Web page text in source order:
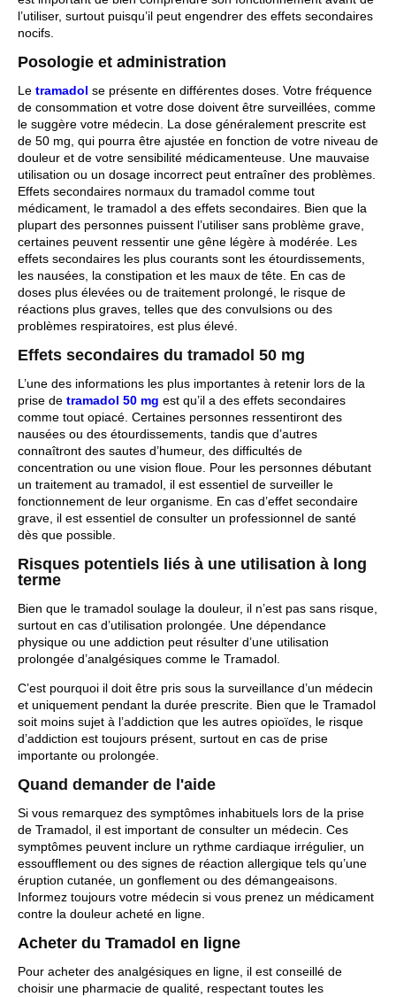
l’utiliser, surtout puisqu’il peut engendrer des effets secondaires
nocifs.
Posologie et administration
Le tramadol se présente en différentes doses. Votre fréquence
de consommation et votre dose doivent être surveillées, comme
le suggère votre médecin. La dose généralement prescrite est
de 50 mg, qui pourra être ajustée en fonction de votre niveau de
douleur et de votre sensibilité médicamenteuse. Une mauvaise
utilisation ou un dosage incorrect peut entraîner des problèmes.
Effets secondaires normaux du tramadol comme tout
médicament, le tramadol a des effets secondaires. Bien que la
plupart des personnes puissent l’utiliser sans problème grave,
certaines peuvent ressentir une gêne légère à modérée. Les
effets secondaires les plus courants sont les étourdissements,
les nausées, la constipation et les maux de tête. En cas de
doses plus élevées ou de traitement prolongé, le risque de
réactions plus graves, telles que des convulsions ou des
problèmes respiratoires, est plus élevé.
Effets secondaires du tramadol 50 mg
L’une des informations les plus importantes à retenir lors de la
prise de tramadol 50 mg est qu’il a des effets secondaires
comme tout opiacé. Certaines personnes ressentiront des
nausées ou des étourdissements, tandis que d’autres
connaîtront des sautes d’humeur, des difficultés de
concentration ou une vision floue. Pour les personnes débutant
un traitement au tramadol, il est essentiel de surveiller le
fonctionnement de leur organisme. En cas d’effet secondaire
grave, il est essentiel de consulter un professionnel de santé
dès que possible.
Risques potentiels liés à une utilisation à long
terme
Bien que le tramadol soulage la douleur, il n’est pas sans risque,
surtout en cas d’utilisation prolongée. Une dépendance
physique ou une addiction peut résulter d’une utilisation
prolongée d’analgésiques comme le Tramadol.
C’est pourquoi il doit être pris sous la surveillance d’un médecin
et uniquement pendant la durée prescrite. Bien que le Tramadol
soit moins sujet à l’addiction que les autres opioïdes, le risque
d’addiction est toujours présent, surtout en cas de prise
importante ou prolongée.
Quand demander de l'aide
Si vous remarquez des symptômes inhabituels lors de la prise
de Tramadol, il est important de consulter un médecin. Ces
symptômes peuvent inclure un rythme cardiaque irrégulier, un
essoufflement ou des signes de réaction allergique tels qu’une
éruption cutanée, un gonflement ou des démangeaisons.
Informez toujours votre médecin si vous prenez un médicament
contre la douleur acheté en ligne.
Acheter du Tramadol en ligne
Pour acheter des analgésiques en ligne, il est conseillé de
choisir une pharmacie de qualité, respectant toutes les